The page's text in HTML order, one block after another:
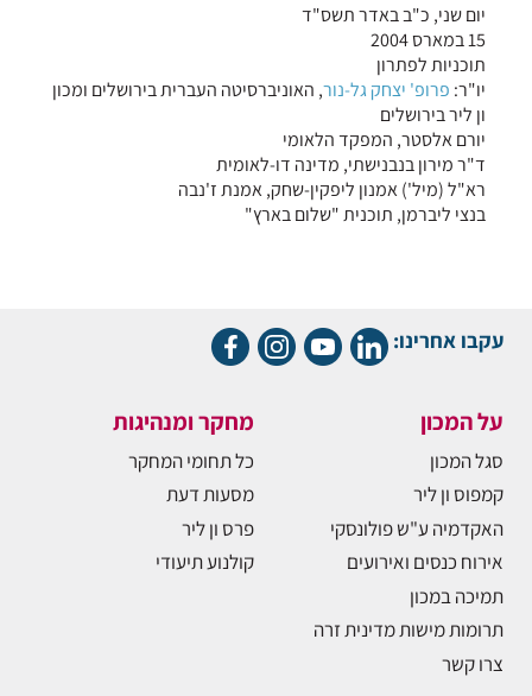
יום שני, כ"ב באדר תשס"ד
15 במארס 2004
תוכניות לפתרון
יו"ר: פרופ' יצחק גל-נור, האוניברסיטה העברית בירושלים ומכון
ון ליר בירושלים
יורם אלסטר, המפקד הלאומי
ד"ר מירון בנבנישתי, מדינה דו-לאומית
רא"ל (מיל') אמנון ליפקין-שחק, אמנת ז'נבה
בנצי ליברמן, תוכנית "שלום בארץ"
עקבו אחרינו:
על המכון
סגל המכון
קמפוס ון ליר
האקדמיה ע"ש פולונסקי
אירוח כנסים ואירועים
תמיכה במכון
תרומות מישות מדינית זרה
צרו קשר
מחקר ומנהיגות
כל תחומי המחקר
מסעות דעת
פרס ון ליר
קולנוע תיעודי